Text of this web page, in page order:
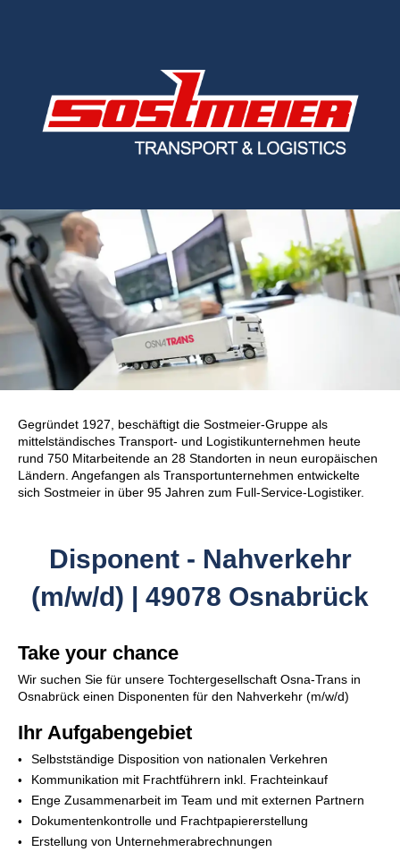
Gegründet 1927, beschäftigt die Sostmeier-Gruppe als
mittelständisches Transport- und Logistikunternehmen heute
rund 750 Mitarbeitende an 28 Standorten in neun europäischen
Ländern. Angefangen als Transportunternehmen entwickelte
sich Sostmeier in über 95 Jahren zum Full-Service-Logistiker.
Disponent - Nahverkehr
(m/w/d) | 49078 Osnabrück
Take your chance
Wir suchen Sie für unsere Tochtergesellschaft Osna-Trans in
Osnabrück einen Disponenten für den Nahverkehr (m/w/d)
Ihr Aufgabengebiet
Selbstständige Disposition von nationalen Verkehren
Kommunikation mit Frachtführern inkl. Frachteinkauf
Enge Zusammenarbeit im Team und mit externen Partnern
Dokumentenkontrolle und Frachtpapiererstellung
Erstellung von Unternehmerabrechnungen